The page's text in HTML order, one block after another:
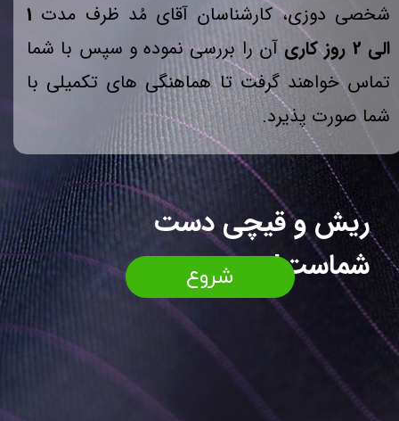
ریش و قیچی دست
شماست!
شخصی دوزی، کارشناسان آقای مُد ظرف مدت 1
الی 2 روز کاری
آن را بررسی نموده و سپس با شما
تماس خواهند گرفت تا هماهنگی های تکمیلی با
شما صورت پذیرد.
شروع